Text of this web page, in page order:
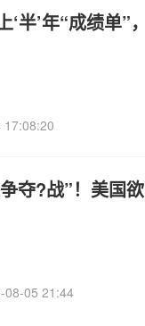
‘半’年“成绩单”
夺?战”！美国
08-05 21:44